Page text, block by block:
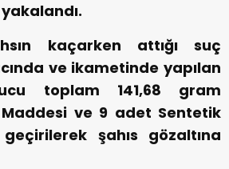
kaçarken attığı suç
ve ikametinde yapılan
toplam 141,68 gram
ve 9 adet Sentetik
şahıs gözaltına